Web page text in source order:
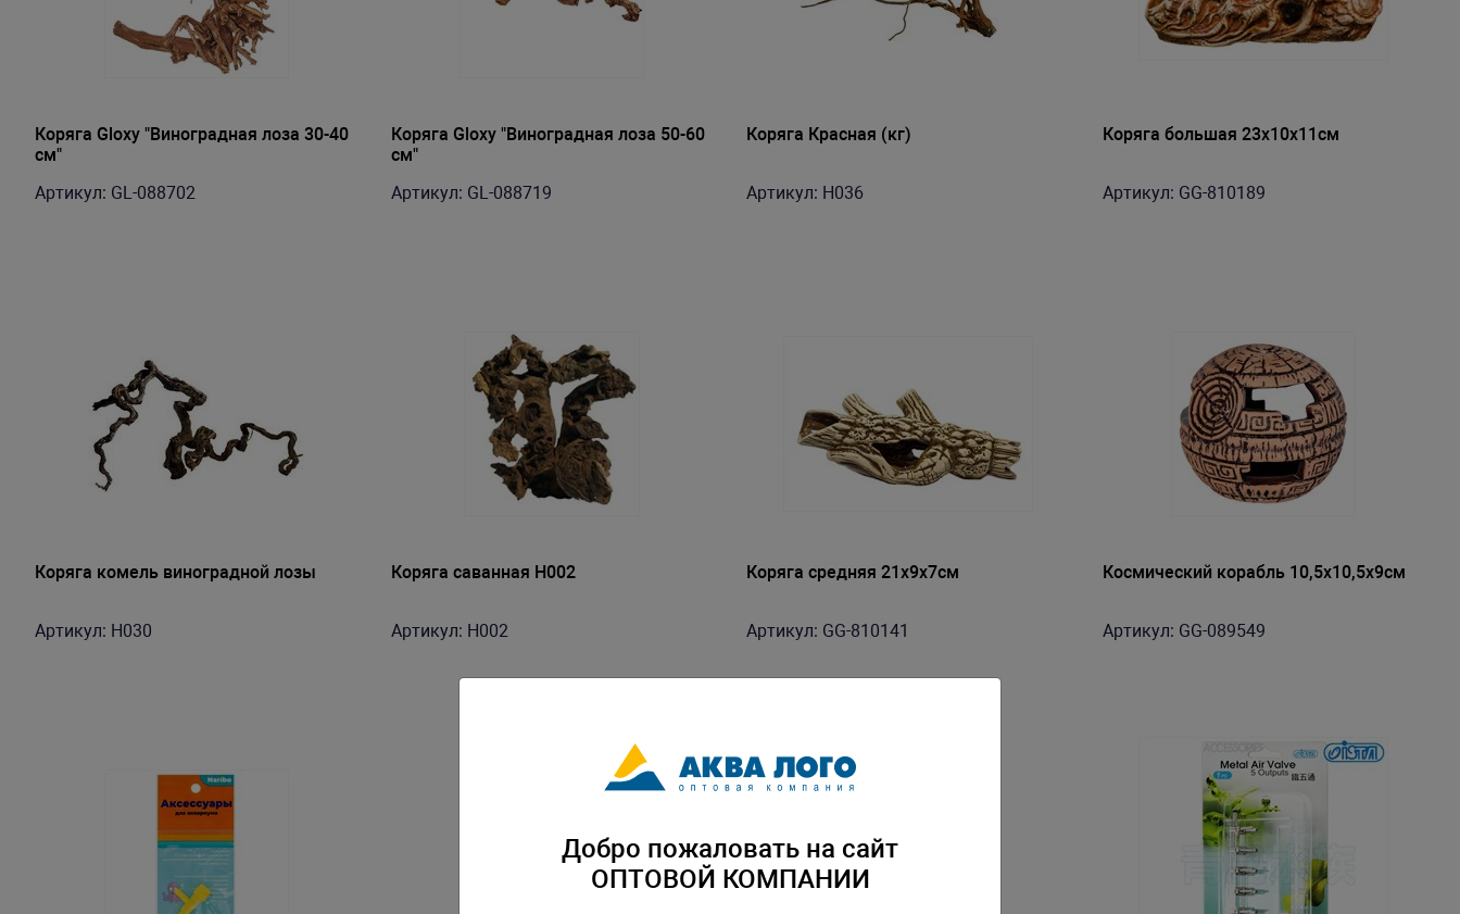
Коряга Gloxy "Виноградная лоза 30-40
см"
Артикул: GL-088702
Коряга Gloxy "Виноградная лоза 50-60
см"
Артикул: GL-088719
Коряга Красная (кг)
Артикул: H036
Коряга большая 23x10x11см
Артикул: GG-810189
Коряга комель виноградной лозы
Артикул: H030
Коряга саванная H002
Артикул: H002
Коряга средняя 21x9x7см
Артикул: GG-810141
Космический корабль 10,5х10,5х9см
Артикул: GG-089549
Добро пожаловать на сайт
ОПТОВОЙ КОМПАНИИ